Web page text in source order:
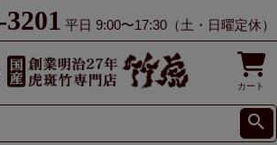
平日 9:00〜17:30（土・日曜定休）
カート